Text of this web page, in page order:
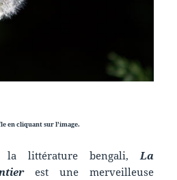
en cliquant sur l’image.
la littérature bengali, La
est une merveilleuse